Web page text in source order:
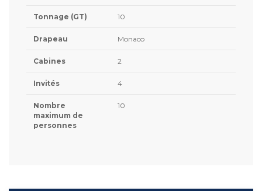
Tonnage (GT) 10
Drapeau Monaco
Cabines 2
Invités 4
Nombre
maximum de
personnes
10